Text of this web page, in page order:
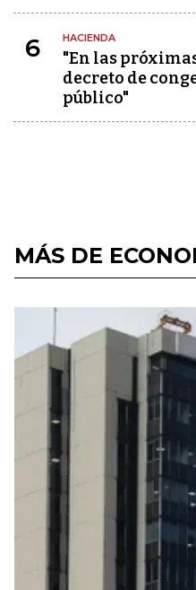
6 HACIENDA
"En las
decreto de
público"
MÁS DE